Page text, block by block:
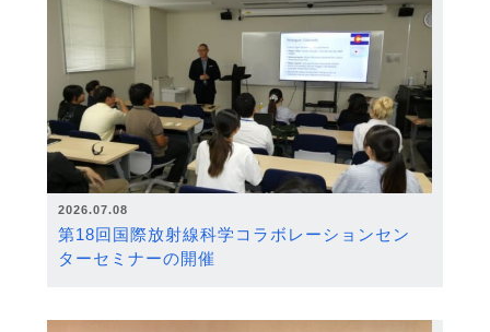
2026.07.08
第18回国際放射線科学コラボレーションセン
ターセミナーの開催